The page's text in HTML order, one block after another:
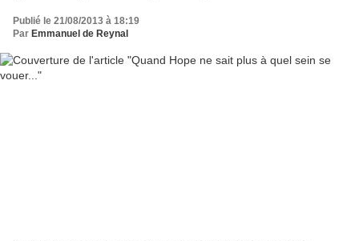
Publié le 21/08/2013 à 18:19
Par Emmanuel de Reynal